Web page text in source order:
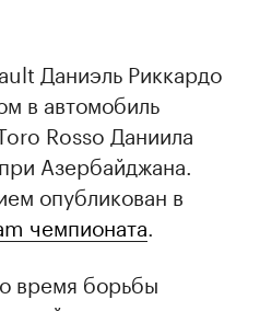
Даниэль Риккардо
в автомобиль
Rosso Даниила
Азербайджана.
опубликован в
чемпионата
время борьбы